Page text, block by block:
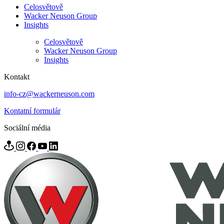
Celosvětově
Wacker Neuson Group
Insights
Celosvětově
Wacker Neuson Group
Insights
Kontakt
info-cz@wackerneuson.com
Kontatní formulár
Sociální média